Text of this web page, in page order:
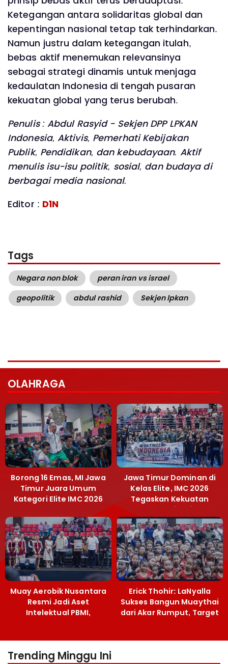
Ketegangan antara solidaritas global dan
kepentingan nasional tetap tak terhindarkan.
Namun justru dalam ketegangan itulah,
bebas aktif menemukan relevansinya
sebagai strategi dinamis untuk menjaga
kedaulatan Indonesia di tengah pusaran
kekuatan global yang terus berubah.
Penulis : Abdul Rasyid - Sekjen DPP LPKAN
Indonesia, Aktivis, Pemerhati Kebijakan
Publik, Pendidikan, dan kebudayaan. Aktif
menulis isu-isu politik, sosial, dan budaya di
berbagai media nasional.
Editor : D1N
Tags
Negara non blok
peran iran vs israel
geopolitik
abdul rashid Sekjen lpkan
OLAHRAGA
Borong 16 Emas, MI Jawa
Timur Juara Umum
Kategori Elite IMC 2026
Jawa Timur Dominan di
Kelas Elite, IMC 2026
Tegaskan Kekuatan
Muaythai Jatim
Muay Aerobik Nusantara
Resmi Jadi Aset
Intelektual PBMI,
Erick Thohir: LaNyalla
Sukses Bangun Muaythai
dari Akar Rumput, Target
Trending Minggu Ini